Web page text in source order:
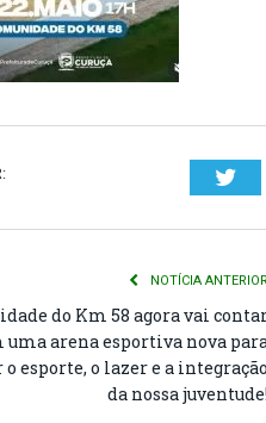
NOTÍCIA
do Km 58 agora vai
uma arena esportiva nova
esporte, o lazer e a integração
da nossa juventude!